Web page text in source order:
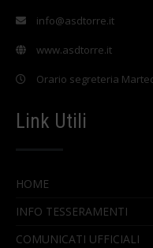
info@asdtorre.it
www.asdtorre.it
Orario segreteria
Link Utili
HOME
INFO TESSERAMENTI
COMUNICATI UFFICIALI